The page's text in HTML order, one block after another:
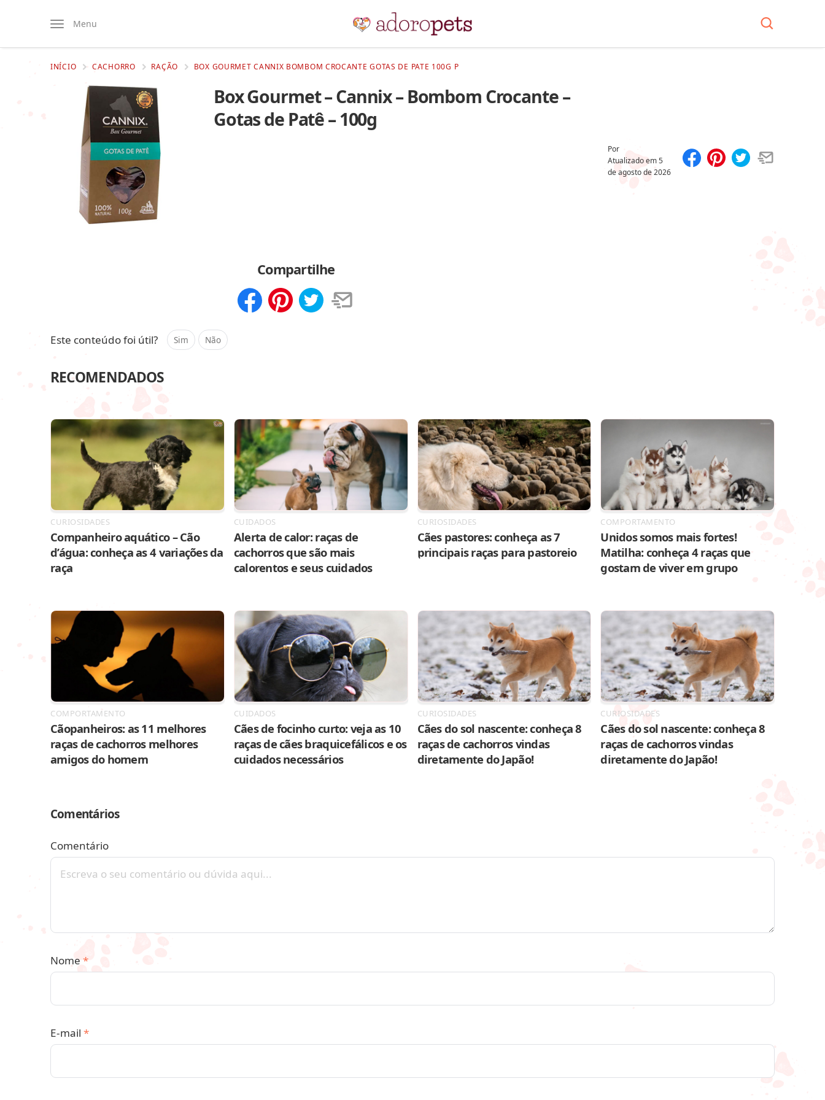
Menu
INÍCIO CACHORRO RAÇÃO BOX GOURMET CANNIX BOMBOM CROCANTE GOTAS DE PATE 100G P
Box Gourmet – Cannix – Bombom Crocante –
Gotas de Patê – 100g
Por
Atualizado em5
de agosto de 2026
Compartilhe
Este conteúdo foi útil? Sim Não
RECOMENDADOS
CURIOSIDADES
Companheiro aquático – Cão
d’água: conheça as 4 variações da
raça
CUIDADOS
Alerta de calor: raças de
cachorros que são mais
calorentos e seus cuidados
CURIOSIDADES
Cães pastores: conheça as 7
principais raças para pastoreio
COMPORTAMENTO
Unidos somos mais fortes!
Matilha: conheça 4 raças que
gostam de viver em grupo
COMPORTAMENTO
Cãopanheiros: as 11 melhores
raças de cachorros melhores
amigos do homem
CUIDADOS
Cães de focinho curto: veja as 10
raças de cães braquicefálicos e os
cuidados necessários
CURIOSIDADES
Cães do sol nascente: conheça 8
raças de cachorros vindas
diretamente do Japão!
CURIOSIDADES
Cães do sol nascente: conheça 8
raças de cachorros vindas
diretamente do Japão!
Comentários
Comentário
Nome *
E-mail *